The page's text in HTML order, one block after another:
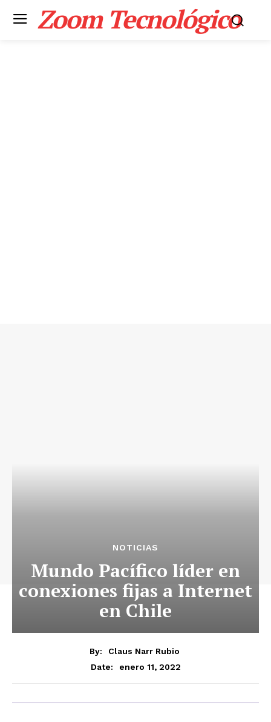
Zoom Tecnológico
NOTICIAS
Mundo Pacífico líder en
conexiones fijas a Internet
en Chile
By:
Claus Narr Rubio
Date:
enero 11, 2022